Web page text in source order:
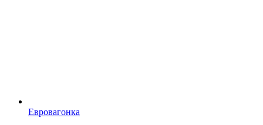
Евровагонка